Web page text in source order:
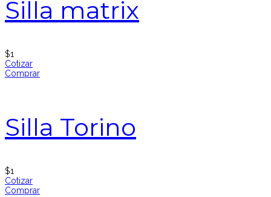
Silla matrix
$1
Cotizar
Comprar
Silla Torino
$1
Cotizar
Comprar